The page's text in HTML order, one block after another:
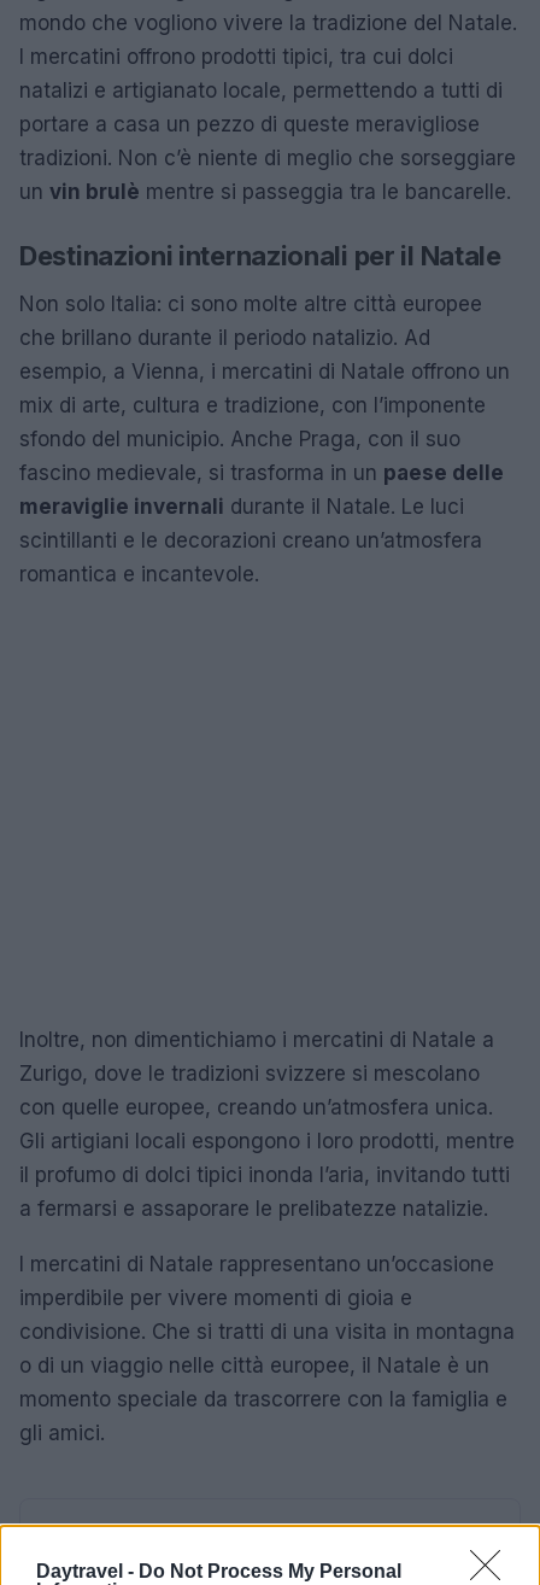
Daytravel - Do Not Process My Personal
mondo che vogliono vivere la tradizione del Natale.
I mercatini offrono prodotti tipici, tra cui dolci
natalizi e artigianato locale, permettendo a tutti di
portare a casa un pezzo di queste meravigliose
tradizioni. Non c’è niente di meglio che sorseggiare
un vin brulè mentre si passeggia tra le bancarelle.
Destinazioni internazionali per il Natale
Non solo Italia: ci sono molte altre città europee
che brillano durante il periodo natalizio. Ad
esempio, a Vienna, i mercatini di Natale offrono un
mix di arte, cultura e tradizione, con l’imponente
sfondo del municipio. Anche Praga, con il suo
fascino medievale, si trasforma in un paese delle
meraviglie invernali durante il Natale. Le luci
scintillanti e le decorazioni creano un’atmosfera
romantica e incantevole.
Inoltre, non dimentichiamo i mercatini di Natale a
Zurigo, dove le tradizioni svizzere si mescolano
con quelle europee, creando un’atmosfera unica.
Gli artigiani locali espongono i loro prodotti, mentre
il profumo di dolci tipici inonda l’aria, invitando tutti
a fermarsi e assaporare le prelibatezze natalizie.
I mercatini di Natale rappresentano un’occasione
imperdibile per vivere momenti di gioia e
condivisione. Che si tratti di una visita in montagna
o di un viaggio nelle città europee, il Natale è un
momento speciale da trascorrere con la famiglia e
gli amici.
AUTORE
Matteo Pellegrino